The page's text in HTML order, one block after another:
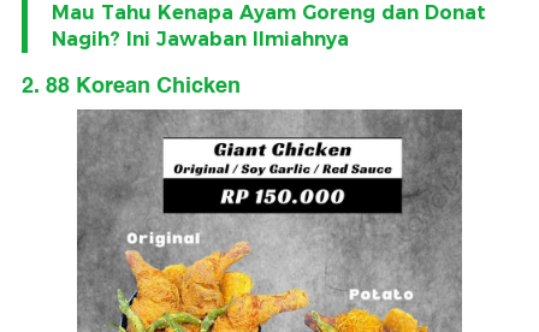
Mau Tahu Kenapa Ayam Goreng dan Donat
Nagih? Ini Jawaban Ilmiahnya
2. 88 Korean Chicken